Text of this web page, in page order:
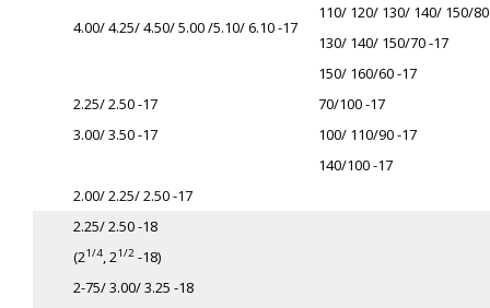
4.00/ 4.25/ 4.50/ 5.00 /5.10/ 6.10 -17
110/ 120/ 130/ 140/ 150/
130/ 140/ 150/70 -17
150/ 160/60 -17
2.25/ 2.50 -17
70/100 -17
3.00/ 3.50 -17
100/ 110/90 -17
140/100 -17
2.00/ 2.25/ 2.50 -17
2.25/ 2.50 -18
(21/4 , 21/2 -18)
2-75/ 3.00/ 3.25 -18